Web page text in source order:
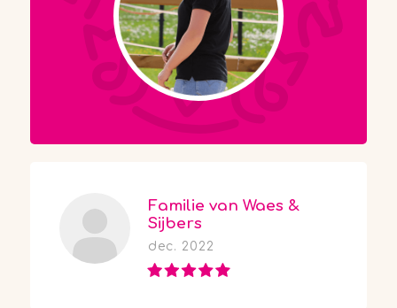
Familie van Waes &
Sijbers
dec. 2022